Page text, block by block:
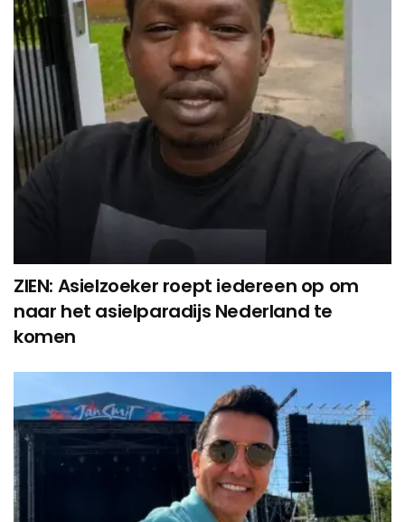
ZIEN: Asielzoeker roept iedereen op om
naar het asielparadijs Nederland te
komen